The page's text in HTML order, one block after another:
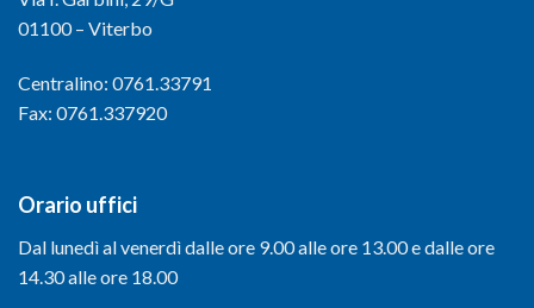
01100 – Viterbo
Centralino: 0761.33791
Fax: 0761.337920
Orario uffici
Dal lunedì al venerdì dalle ore 9.00 alle ore 13.00 e dalle ore
14.30 alle ore 18.00